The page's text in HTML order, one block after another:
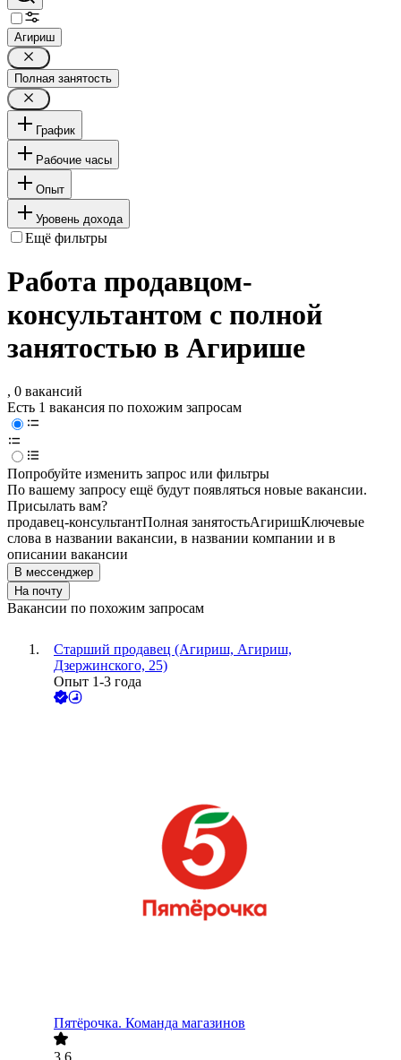
Агириш
Полная занятость
График
Рабочие часы
Опыт
Уровень дохода
Ещё фильтры
Работа продавцом-
консультантом с полной
занятостью в Агирише
, 0 вакансий
Есть 1 вакансия по похожим запросам
Попробуйте изменить запрос или фильтры
По вашему запросу ещё будут появляться новые вакансии.
Присылать вам?
продавец-консультантПолная занятостьАгиришКлючевые
слова в названии вакансии, в названии компании и в
описании вакансии
В мессенджер
На почту
Вакансии по похожим запросам
Старший продавец (Агириш, Агириш,
Дзержинского, 25)
Опыт 1-3 года
Пятёрочка. Команда магазинов